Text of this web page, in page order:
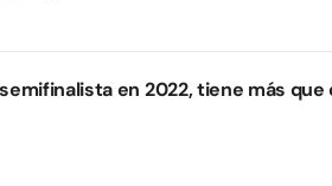
en 2022, tiene más